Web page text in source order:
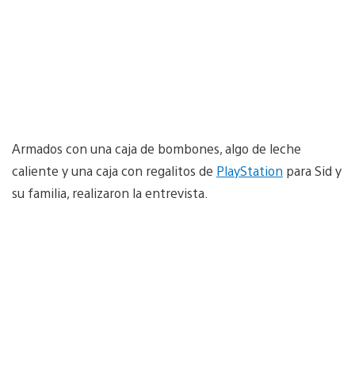
Armados con una caja de bombones, algo de leche
caliente y una caja con regalitos de PlayStation para Sid y
su familia, realizaron la entrevista.